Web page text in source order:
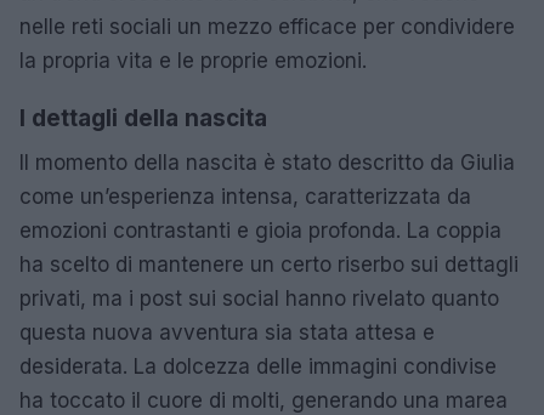
nelle reti sociali un mezzo efficace per condividere
la propria vita e le proprie emozioni.
I dettagli della nascita
Il momento della nascita è stato descritto da Giulia
come un’esperienza intensa, caratterizzata da
emozioni contrastanti e gioia profonda. La coppia
ha scelto di mantenere un certo riserbo sui dettagli
privati, ma i post sui social hanno rivelato quanto
questa nuova avventura sia stata attesa e
desiderata. La dolcezza delle immagini condivise
ha toccato il cuore di molti, generando una marea